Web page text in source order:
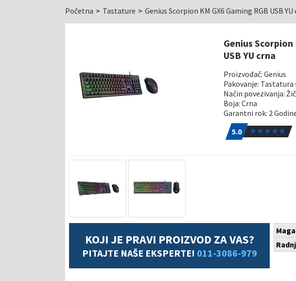
Početna Tastature Genius Scorpion KM GX6 Gaming RGB USB YU
Genius Scorpion
USB YU crna
Proizvođač: Genius
Pakovanje: Tastatura
Način povezivanja:
Boja: Crna
Garantni rok: 2
5.01
5.0
KOJI JE PRAVI PROIZVOD ZA VAS?
PITAJTE NAŠE EKSPERTE! 011-3086-979